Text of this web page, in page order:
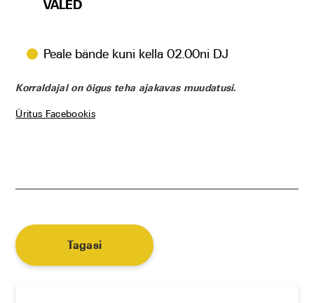
VALED
Peale bände kuni kella 02.00ni DJ
Korraldajal on õigus teha ajakavas muudatusi.
Üritus Facebookis
Tagasi